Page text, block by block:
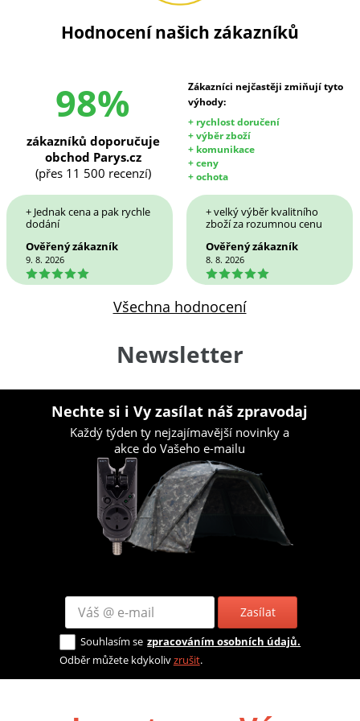
Hodnocení našich zákazníků
98%
Zákazníci nejčastěji zmiňují tyto
výhody:
+ rychlost doručení
+ výběr zboží
+ komunikace
+ ceny
+ ochota
zákazníků doporučuje
obchod Parys.cz
(přes 11 500 recenzí)
+ Jednak cena a pak rychle
dodání
Ověřený zákazník
9. 8. 2026
5
+ velký výběr kvalitního
zboží za rozumnou cenu
Ověřený zákazník
8. 8. 2026
5
Všechna hodnocení
Newsletter
Nechte si i Vy zasílat náš zpravodaj
Každý týden ty nejzajímavější novinky a
akce do Vašeho e-mailu
Zasílat
Souhlasím se zpracováním osobních údajů.
Odběr můžete kdykolivzrušit.